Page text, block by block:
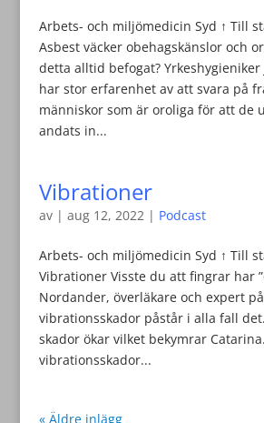
Arbets- och miljömedicin Syd ↑ Till
Asbest väcker obehagskänslor och
detta alltid befogat? Yrkeshygieniker
har stor erfarenhet av att svara på
människor som är oroliga för att de
andats in...
Vibrationer
av | aug 12, 2022| Podcast
Arbets- och miljömedicin Syd ↑ Till
Vibrationer Visste du att fingrar har
Nordander, överläkare och expert på
vibrationsskador påstår i alla fall
skador ökar vilket bekymrar
vibrationsskador...
« Äldre inlägg